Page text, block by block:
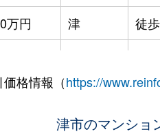
万円 津 徒
万円 久居 徒
津新町 徒
格情報（https://
津市のマンショ